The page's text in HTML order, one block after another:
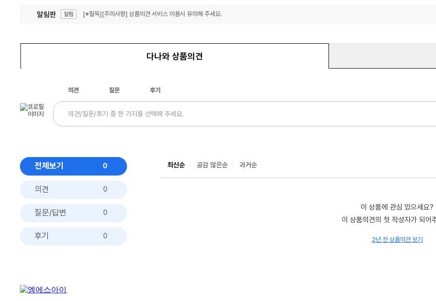
알림판 알림 [※필독][주의사항] 상품의견 서비스 이용시 유의해 주세요.
다나와 상품의견
의견 질문 후기
전체보기 0
의견 0
질문/답변 0
후기 0
최신순 공감 많은순 과거순
이 상품에 관심 있으세요?
이 상품의견의 첫 작성자가 되어
2년 전 상품의견 보기